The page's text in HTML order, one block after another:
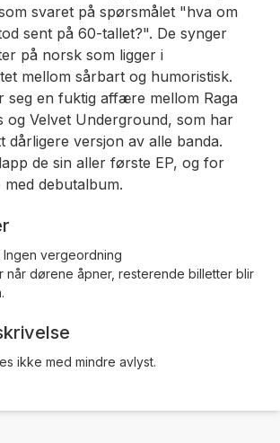
svaret på spørsmålet "hva om
sent på 60-tallet?". De synger
på norsk som ligger i
mellom sårbart og humoristisk.
seg en fuktig affære mellom Raga
og Velvet Underground, som har
dårligere versjon av alle banda.
de sin aller første EP, og for
debutalbum.
Ingen vergeordning
når dørene åpner, resterende billetter blir
ikke med mindre avlyst.